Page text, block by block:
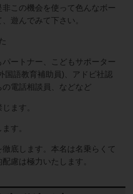
この機会を使って色んなボー
遊んでみて下さい。
パートナー、こどもサポーター
国語教育補助員)、アドビ社認
電話相談員、などなど
ます。
す。
底します。本名は名乗らくて
慮は極力いたします。